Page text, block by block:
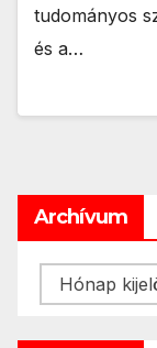
tudományos
és a…
Archívum
Archívum